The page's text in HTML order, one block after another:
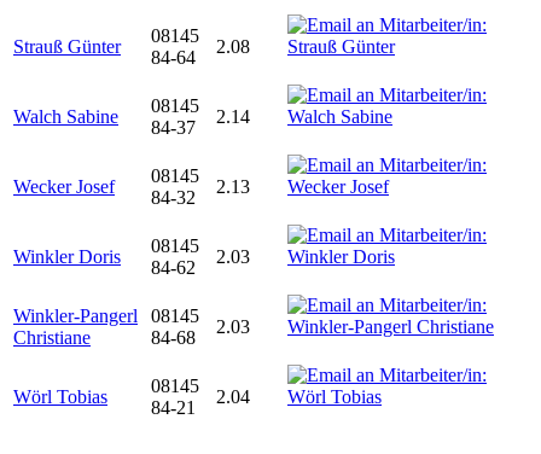
Strauß Günter
08145
84-64
2.08
Walch Sabine
08145
84-37
2.14
Wecker Josef
08145
84-32
2.13
Winkler Doris
08145
84-62
2.03
Winkler-Pangerl
Christiane
08145
84-68
2.03
Wörl Tobias
08145
84-21
2.04